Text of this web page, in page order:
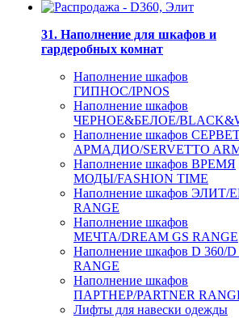
31. Наполнение для шкафов и
гардеробных комнат
Наполнение шкафов
ГИПНОС/IPNOS
Наполнение шкафов
ЧЕРНОЕ&БЕЛОЕ/
Наполнение шкафов
АРМАДИО/SERVETTO
Наполнение шкафов ВРЕМЯ
МОДЫ/FASHION TIME
Наполнение шкафов ЭЛИТ/
RANGE
Наполнение шкафов
МЕЧТА/DREAM GS RANGE
Наполнение шкафов D 360/D
RANGE
Наполнение шкафов
ПАРТНЕР/PARTNER
Лифты для навески одежды